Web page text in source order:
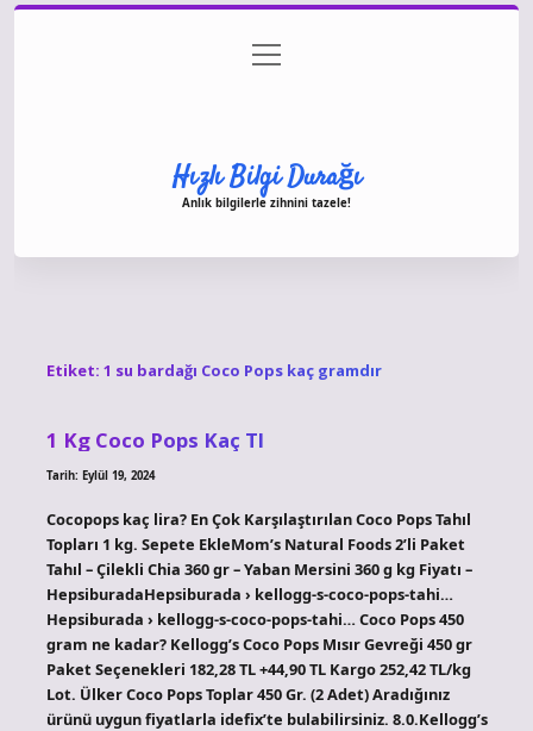
Gizlilik Politikası
menüyü
aç
Hızlı Bilgi Durağı
Anlık bilgilerle zihnini tazele!
Etiket: 1 su bardağı Coco Pops kaç gramdır
1 Kg Coco Pops Kaç Tl
Tarih: Eylül 19, 2024
Cocopops kaç lira? En Çok Karşılaştırılan Coco Pops Tahıl
Topları 1 kg. Sepete EkleMom’s Natural Foods 2’li Paket
Tahıl – Çilekli Chia 360 gr – Yaban Mersini 360 ​​g kg Fiyatı –
HepsiburadaHepsiburada › kellogg-s-coco-pops-tahi…
Hepsiburada › kellogg-s-coco-pops-tahi… Coco Pops 450
gram ne kadar? Kellogg’s Coco Pops Mısır Gevreği 450 gr
Paket Seçenekleri 182,28 TL +44,90 TL Kargo 252,42 TL/kg
Lot. Ülker Coco Pops Toplar 450 Gr. (2 Adet) Aradığınız
ürünü uygun fiyatlarla idefix’te bulabilirsiniz. 8.0.Kellogg’s